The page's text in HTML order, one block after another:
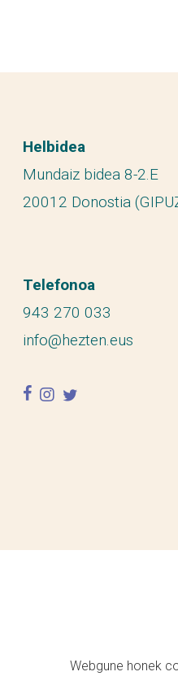
Helbidea
Mundaiz bidea 8-2.E
20012 Donostia
Telefonoa
943 270 033
info@hezten.eus
facebook
instagram
twitter
Webgune honek